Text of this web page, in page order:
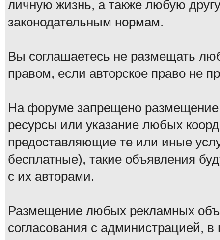
личную жизнь, а также любую
законодательным нормам.
Вы соглашаетесь не размещать
правом, если авторское право не
На форуме запрещено
ресурсы или указание любых
предоставляющие те или иные
бесплатные), такие объявления
с их авторами.
Размещение любых рекламных
согласования с администрацией,